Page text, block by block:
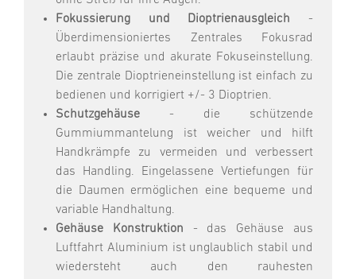
Fokussierung und Dioptrienausgleich -
Überdimensioniertes Zentrales Fokusrad
erlaubt präzise und akurate Fokuseinstellung.
Die zentrale Dioptrieneinstellung ist einfach zu
bedienen und korrigiert +/- 3 Dioptrien.
Schutzgehäuse - die schützende
Gummiummantelung ist weicher und hilft
Handkrämpfe zu vermeiden und verbessert
das Handling. Eingelassene Vertiefungen für
die Daumen ermöglichen eine bequeme und
variable Handhaltung.
Gehäuse Konstruktion - das Gehäuse aus
Luftfahrt Aluminium ist unglaublich stabil und
wiedersteht auch den rauhesten